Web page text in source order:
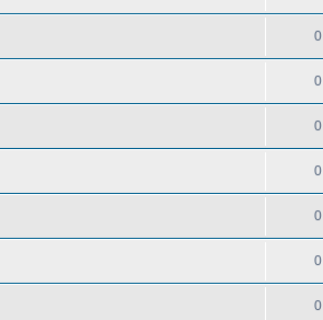
0
0
0
0
0
0
0